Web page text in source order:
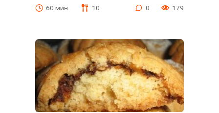
60 мин. 10 0 179